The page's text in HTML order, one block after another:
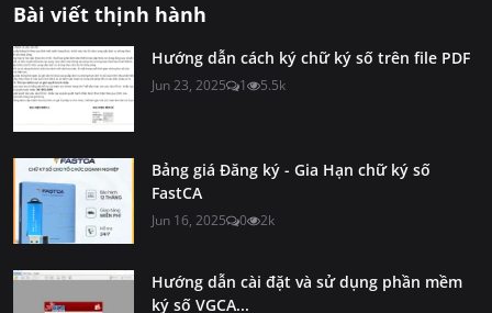
Bài viết thịnh hành
Hướng dẫn cách ký chữ ký số trên file PDF
Jun 23, 2025 1 5.5k
Bảng giá Đăng ký - Gia Hạn chữ ký số
FastCA
Jun 16, 2025 0 2k
Hướng dẫn cài đặt và sử dụng phần mềm
ký số VGCA...